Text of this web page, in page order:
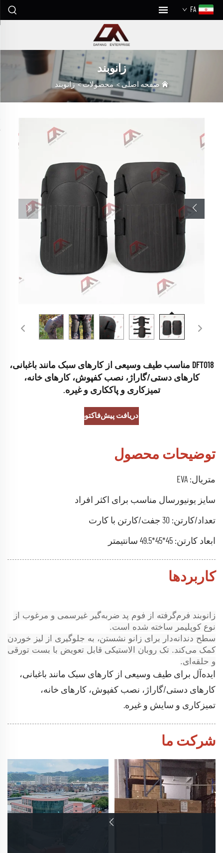
FA
زانوبند
صفحه اصلی> محصولات>زانوبند
DFT018 مناسب طیف وسیعی از کارهای سبک مانند باغبانی،
کارهای دستی/گاراژ، نصب کفپوش، کارهای خانه،
تمیزکاری و پاککاری و غیره.
دریافت پیش‌فاکتور
توضیحات محصول
متریال: EVA
سایز یونیورسال مناسب برای اکثر افراد
تعداد/کارتن: 30 جفت/کارتن با کارت
ابعاد کارتن: 45*45*49.5 سانتیمتر
کاربردها
زانوبند فرم‌گرفته از فوم پد ضربه‌گیر غیرسمی و مرغوب از
نوع کوپلیمر ساخته شده است.
سطح دندانه‌دار برای زانو نشستن، به جلوگیری از لیز خوردن
کمک می‌کند. تک روبان الاستیکی قابل تعویض با بست تورقی
و حلقه‌ای.
ایده‌آل برای طیف وسیعی از کارهای سبک مانند باغبانی،
کارهای دستی/گاراژ، نصب کفپوش، کارهای خانه،
تمیزکاری و سایش و غیره.
شرکت ما